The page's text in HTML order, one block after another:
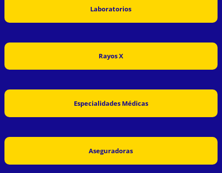
Laboratorios
Rayos X
Especialidades Médicas
Aseguradoras